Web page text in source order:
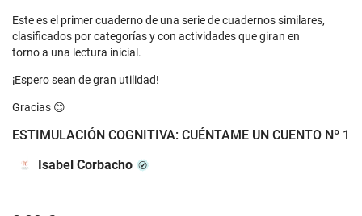
Este es el primer cuaderno de una serie de cuadernos similares,
clasificados por categorías y con actividades que giran en
torno a una lectura inicial.
¡Espero sean de gran utilidad!
Gracias 😊
ESTIMULACIÓN COGNITIVA: CUÉNTAME UN CUENTO Nº 1
Isabel Corbacho